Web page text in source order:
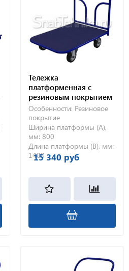
Тележка
платформенная с
резиновым покрытием
ТПР 7 (800х1400) без
колес
Особенности: Резиновое
покрытие
Ширина платформы (А),
мм: 800
Длина платформы (В), мм:
1400
15 340 руб